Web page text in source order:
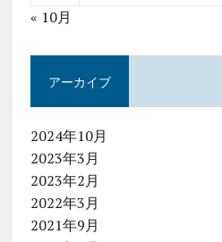
« 10月
アーカイブ
2024年10月
2023年3月
2023年2月
2022年3月
2021年9月